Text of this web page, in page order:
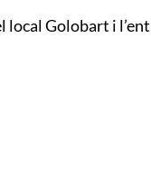
local Golobart i